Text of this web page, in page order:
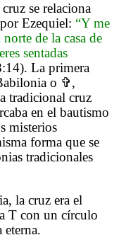
se relaciona
Ezequiel: “Y me
de la casa de
sentadas
La primera
o ✞,
tradicional cruz
en el bautismo
misterios
forma que se
tradicionales
la cruz era el
T con un círculo